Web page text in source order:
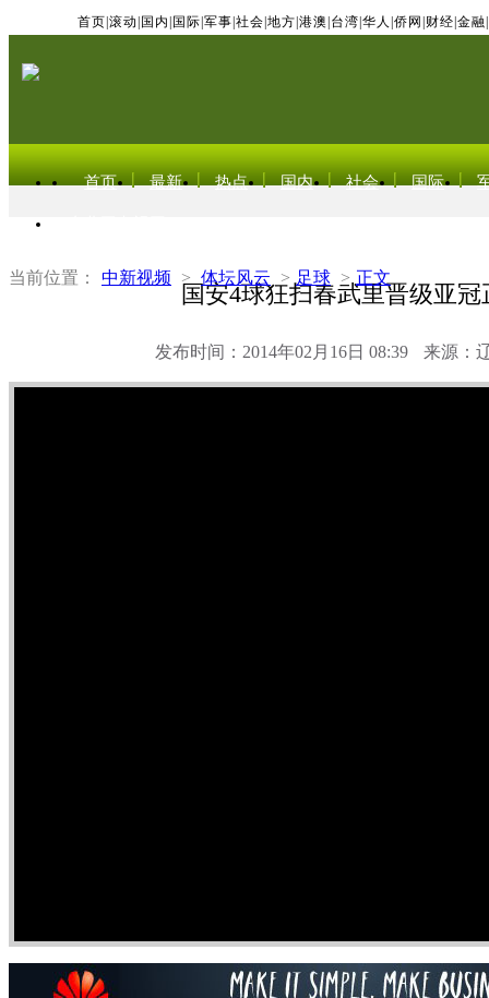
首页 滚动 国内 国际 军事 社会 地方 港澳 台湾 华人 侨网 财经 金融
首页 最新 热点 国内 社会 国际
当前位置： 中新视频 > 体坛风云 > 足球 > 正文
国安4球狂扫春武里晋级亚冠
发布时间：2014年02月16日 08:39 来源：